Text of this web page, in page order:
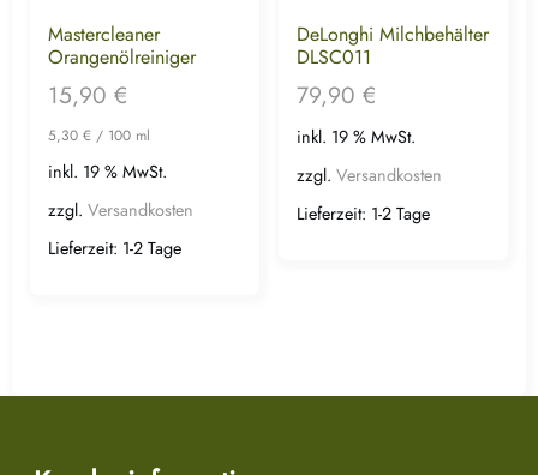
Mastercleaner
Orangenölreiniger
15,90 €
5,30 € / 100 ml
inkl. 19 % MwSt.
zzgl. Versandkosten
Lieferzeit: 1-2 Tage
DeLonghi Milchbehälter
DLSC011
79,90 €
inkl. 19 % MwSt.
zzgl. Versandkosten
Lieferzeit: 1-2 Tage